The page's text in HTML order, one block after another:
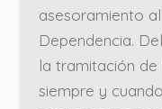
asesoramiento
Dependencia.
la tramitación de
siempre y